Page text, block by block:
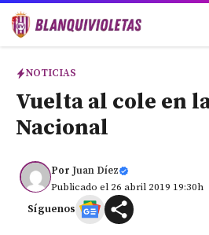
Saltar
NOTICIAS
Vuelta al cole en
Nacional
Por Juan Díez
Publicado el 26 abril 2019 19:30h
Síguenos